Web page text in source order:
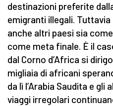
destinazioni preferite
emigranti illegali.
anche altri paesi sia
come meta finale. È il
dal Corno d’Africa si
migliaia di africani
da lì l’Arabia Saudita e gli
viaggi irregolari